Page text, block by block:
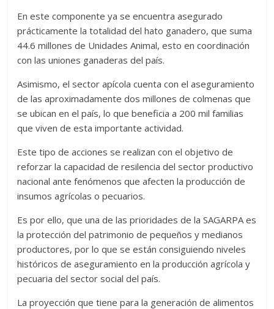
En este componente ya se encuentra asegurado
prácticamente la totalidad del hato ganadero, que suma
44.6 millones de Unidades Animal, esto en coordinación
con las uniones ganaderas del país.
Asimismo, el sector apícola cuenta con el aseguramiento
de las aproximadamente dos millones de colmenas que
se ubican en el país, lo que beneficia a 200 mil familias
que viven de esta importante actividad.
Este tipo de acciones se realizan con el objetivo de
reforzar la capacidad de resilencia del sector productivo
nacional ante fenómenos que afecten la producción de
insumos agrícolas o pecuarios.
Es por ello, que una de las prioridades de la SAGARPA es
la protección del patrimonio de pequeños y medianos
productores, por lo que se están consiguiendo niveles
históricos de aseguramiento en la producción agrícola y
pecuaria del sector social del país.
La proyección que tiene para la generación de alimentos